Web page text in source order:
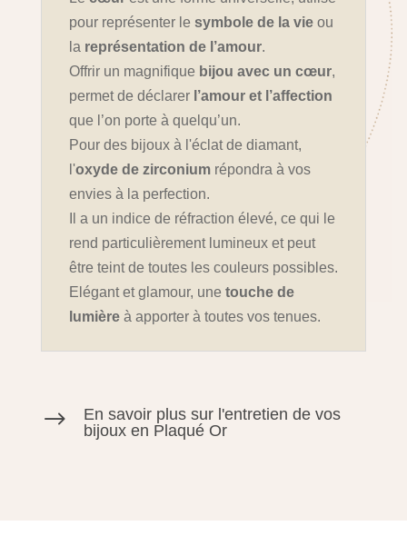
pour représenter le symbole de la vieou
la représentation de l’amour.
Offrir un magnifique bijou avec un cœur,
permet de déclarer l’amour et l’affection
que l’on porte à quelqu’un.
Pour des bijoux à l'éclat de diamant,
l'oxyde de zirconiumrépondra à vos
envies à la perfection.
Il a un indice de réfraction élevé, ce qui le
rend particulièrement lumineux et peut
être teint de toutes les couleurs possibles.
Elégant et glamour, une touche de
lumièreà apporter à toutes vos tenues.
$
En savoir plus sur l'entretien de vos
bijoux en Plaqué Or